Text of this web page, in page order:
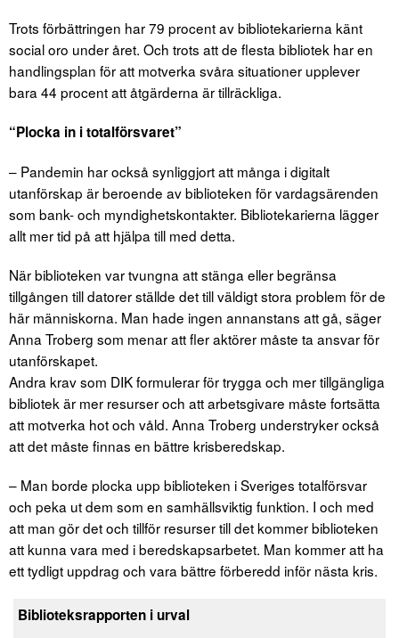
Trots förbättringen har 79 procent av bibliotekarierna känt
social oro under året. Och trots att de flesta bibliotek har en
handlingsplan för att motverka svåra situationer upplever
bara 44 procent att åtgärderna är tillräckliga.
“Plocka in i totalförsvaret”
– Pandemin har också synliggjort att många i digitalt
utanförskap är beroende av biblioteken för vardagsärenden
som bank- och myndighetskontakter. Bibliotekarierna lägger
allt mer tid på att hjälpa till med detta.
När biblioteken var tvungna att stänga eller begränsa
tillgången till datorer ställde det till väldigt stora problem för de
här människorna. Man hade ingen annanstans att gå, säger
Anna Troberg som menar att fler aktörer måste ta ansvar för
utanförskapet.
Andra krav som DIK formulerar för trygga och mer tillgängliga
bibliotek är mer resurser och att arbetsgivare måste fortsätta
att motverka hot och våld. Anna Troberg understryker också
att det måste finnas en bättre krisberedskap.
– Man borde plocka upp biblioteken i Sveriges totalförsvar
och peka ut dem som en samhällsviktig funktion. I och med
att man gör det och tillför resurser till det kommer biblioteken
att kunna vara med i beredskapsarbetet. Man kommer att ha
ett tydligt uppdrag och vara bättre förberedd inför nästa kris.
Biblioteksrapporten i urval